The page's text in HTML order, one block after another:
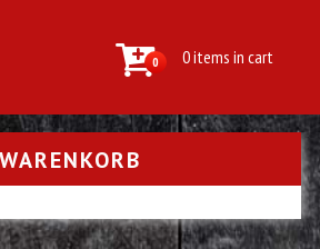
0 0 items in cart
WARENKORB